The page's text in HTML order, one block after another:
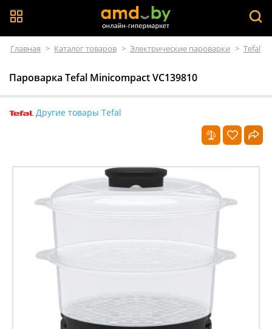
Главная > Каталог товаров > Электрические пароварки > Tefal
Пароварка Tefal Minicompact VC139810
Другие товары Tefal